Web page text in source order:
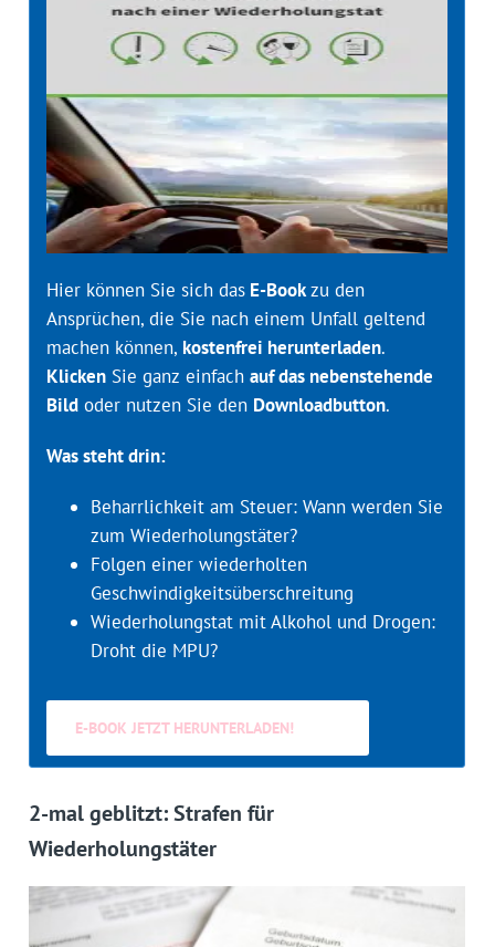
Hier können Sie sich dasE-Bookzu den
Ansprüchen, die Sie nach einem Unfall geltend
machen können, kostenfrei herunterladen.
KlickenSie ganz einfach auf das nebenstehende
Bildoder nutzen Sie den Downloadbutton.
Was steht drin:
Beharrlichkeit am Steuer: Wann werden Sie
zum Wiederholungstäter?
Folgen einer wiederholten
Geschwindigkeitsüberschreitung
Wiederholungstat mit Alkohol und Drogen:
Droht die MPU?
E-BOOK JETZT HERUNTERLADEN!
2-mal geblitzt: Strafen für
Wiederholungstäter